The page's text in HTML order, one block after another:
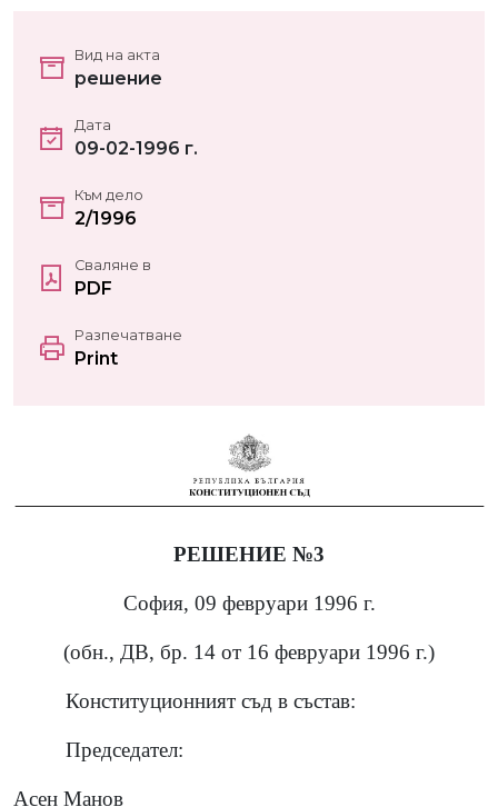
Вид на акта
решение
Дата
09-02-1996 г.
Към дело
2/1996
Сваляне в
PDF
Разпечатване
Print
РЕШЕНИЕ №3
София, 09 февруари 1996 г.
(обн., ДВ, бр. 14 от 16 февруари 1996 г.)
Конституционният съд в състав:
Председател:
Асен Манов